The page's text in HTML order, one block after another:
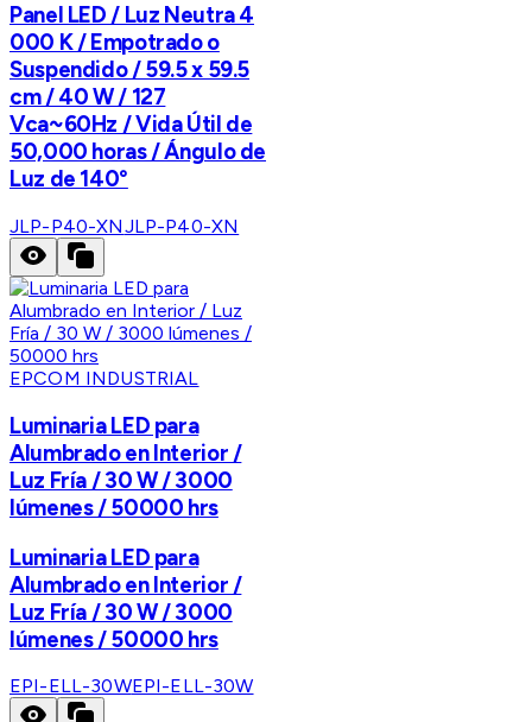
Panel LED / Luz Neutra 4
000 K / Empotrado o
Suspendido / 59.5 x 59.5
cm / 40 W / 127
Vca~60Hz / Vida Útil de
50,000 horas / Ángulo de
Luz de 140°
JLP-P40-XNJLP-P40-XN
EPCOM INDUSTRIAL
Luminaria LED para
Alumbrado en Interior /
Luz Fría / 30 W / 3000
lúmenes / 50000 hrs
Luminaria LED para
Alumbrado en Interior /
Luz Fría / 30 W / 3000
lúmenes / 50000 hrs
EPI-ELL-30WEPI-ELL-30W